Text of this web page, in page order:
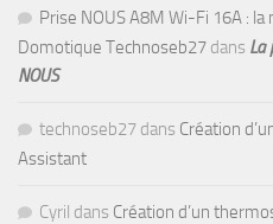
Prise NOUS A8M Wi-Fi 16A :
Domotique Technoseb27 dans La
NOUS
technoseb27 dans Création
Assistant
Cyril dans Création d’un